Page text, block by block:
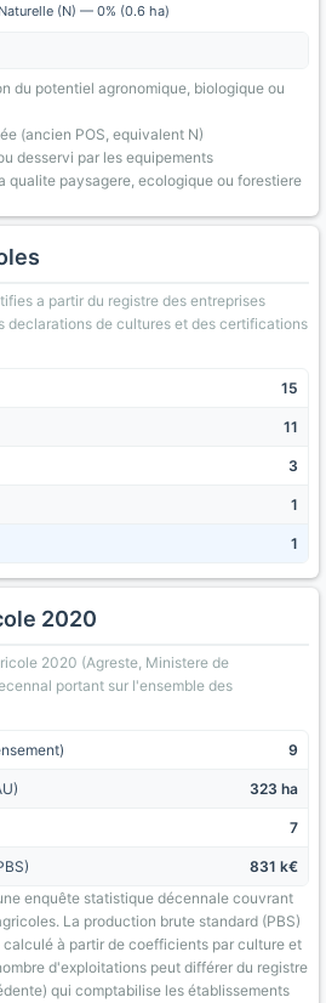
Naturelle (N) — 0% (0.6 ha)
du potentiel agronomique, biologique ou
(ancien POS, equivalent N)
desservi par les equipements
qualite paysagere, ecologique ou forestiere
a partir du registre des entreprises
declarations de cultures et des certifications
15
11
3
1
1
2020
2020 (Agreste, Ministere de
portant sur l'ensemble des
9
323 ha
7
831 k€
enquête statistique décennale couvrant
La production brute standard (PBS)
à partir de coefficients par culture et
d'exploitations peut différer du registre
qui comptabilise les établissements